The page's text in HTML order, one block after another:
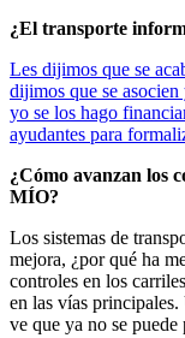
¿El transporte
Les dijimos que se
dijimos que se
yo se los hago
ayudantes para
¿Cómo avanzan los
MÍO?
Los sistemas de
mejora, ¿por qué ha
controles en los
en las vías
ve que ya no se puede